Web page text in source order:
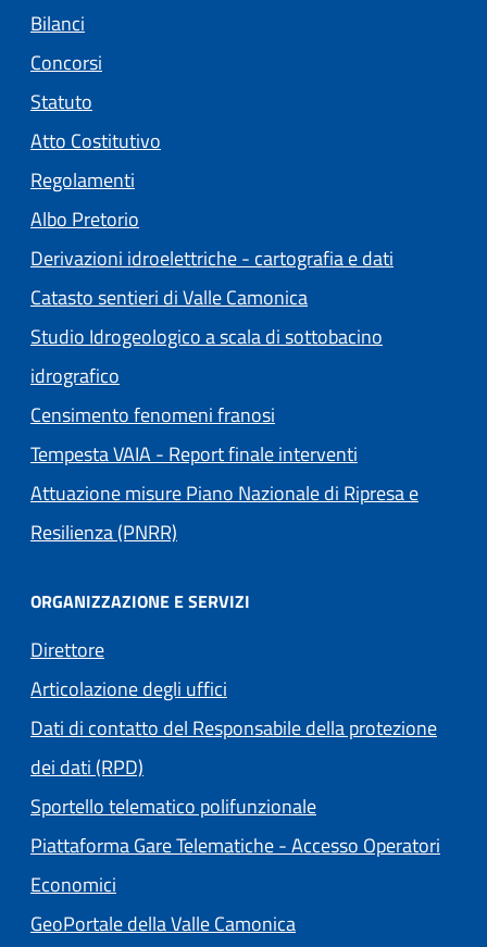
Bilanci
Concorsi
Statuto
Atto Costitutivo
Regolamenti
Albo Pretorio
Derivazioni idroelettriche - cartografia e dati
Catasto sentieri di Valle Camonica
Studio Idrogeologico a scala di sottobacino
idrografico
Censimento fenomeni franosi
Tempesta VAIA - Report finale interventi
Attuazione misure Piano Nazionale di Ripresa e
Resilienza (PNRR)
ORGANIZZAZIONE E SERVIZI
Direttore
Articolazione degli uffici
Dati di contatto del Responsabile della protezione
dei dati (RPD)
Sportello telematico polifunzionale
Piattaforma Gare Telematiche - Accesso Operatori
Economici
GeoPortale della Valle Camonica